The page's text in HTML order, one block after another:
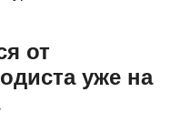
от
уже на